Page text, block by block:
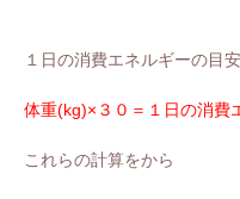
１日の消費エネルギーの目
体重(kg)×３０＝１日の消費
これらの計算をから